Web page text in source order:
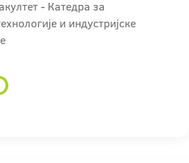
- Катедра за
и индустријске